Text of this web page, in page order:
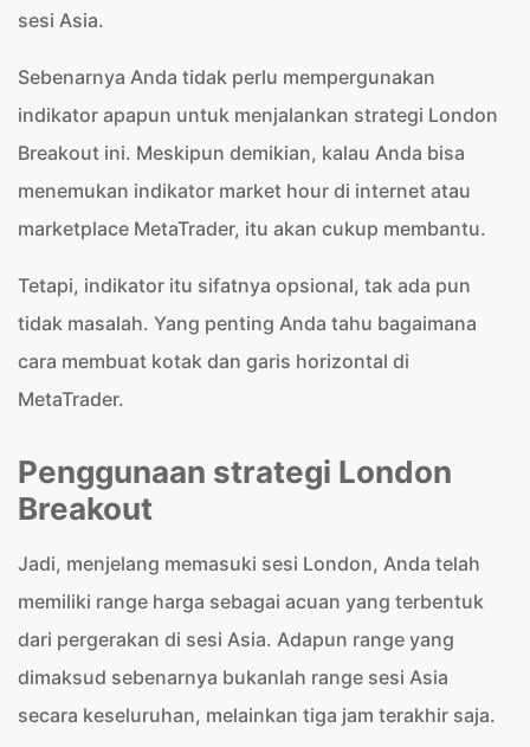
sesi Asia.
Sebenarnya Anda tidak perlu mempergunakan
indikator apapun untuk menjalankan strategi London
Breakout ini. Meskipun demikian, kalau Anda bisa
menemukan indikator market hour di internet atau
marketplace MetaTrader, itu akan cukup membantu.
Tetapi, indikator itu sifatnya opsional, tak ada pun
tidak masalah. Yang penting Anda tahu bagaimana
cara membuat kotak dan garis horizontal di
MetaTrader.
Penggunaan strategi London
Breakout
Jadi, menjelang memasuki sesi London, Anda telah
memiliki range harga sebagai acuan yang terbentuk
dari pergerakan di sesi Asia. Adapun range yang
dimaksud sebenarnya bukanlah range sesi Asia
secara keseluruhan, melainkan tiga jam terakhir saja.